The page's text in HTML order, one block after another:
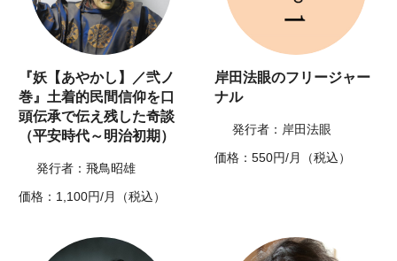
『妖【あやかし】／弐ノ
巻』土着的民間信仰を口
頭伝承で伝え残した奇談
（平安時代～明治初期）
発行者：飛鳥昭雄
価格：1,100円/月（税込）
岸田法眼のフリージャー
ナル
発行者：岸田法眼
価格：550円/月（税込）